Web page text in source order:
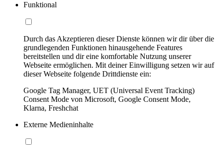
Funktional
Durch das Akzeptieren dieser Dienste können wir dir über die
grundlegenden Funktionen hinausgehende Features
bereitstellen und dir eine komfortable Nutzung unserer
Webseite ermöglichen. Mit deiner Einwilligung setzen wir auf
dieser Webseite folgende Drittdienste ein:
Google Tag Manager, UET (Universal Event Tracking)
Consent Mode von Microsoft, Google Consent Mode,
Klarna, Freshchat
Externe Medieninhalte